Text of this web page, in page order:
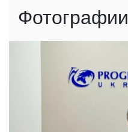
Фотографии